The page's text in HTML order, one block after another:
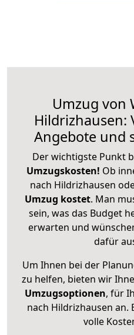
Umzug von
Hildrizhausen:
Angebote und
Der wichtigste Punkt
Umzugskosten! Ob
nach Hildrizhausen
Umzug kostet. Man
sein, was das Budget
erwarten und
dafür
Um Ihnen bei der
zu helfen, bieten wir
Umzugsoptionen, für
nach Hildrizhausen an.
volle